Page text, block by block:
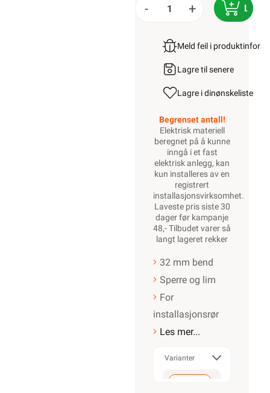
- +
Meld feil i
Lagre til senere
Lagre i dinønskeliste
Begrenset antall!
Elektrisk materiell
beregnet på å kunne
inngå i et fast
elektrisk anlegg, kan
kun installeres av en
registrert
installasjonsvirksomhet.
Laveste pris siste 30
dager før kampanje
48,- Tilbudet varer så
langt lageret rekker
32 mm bend
Sperre og lim
For
installasjonsrør
Les mer...
Varianter